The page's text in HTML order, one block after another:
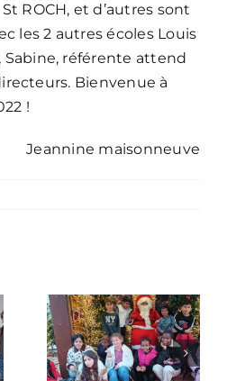
ROCH, et d’autres sont
les 2 autres écoles Louis
Sabine, référente attend
Bienvenue à
!
Jeannine maisonneuve